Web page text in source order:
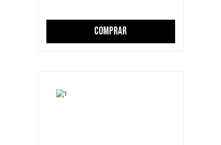
COMPRAR